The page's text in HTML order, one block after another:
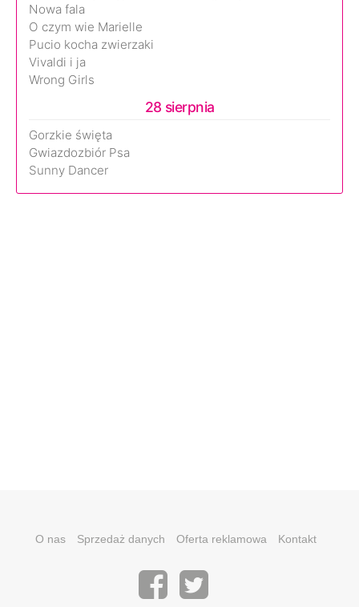
Nowa fala
O czym wie Marielle
Pucio kocha zwierzaki
Vivaldi i ja
Wrong Girls
28 sierpnia
Gorzkie święta
Gwiazdozbiór Psa
Sunny Dancer
O nas Sprzedaż danych Oferta reklamowa Kontakt